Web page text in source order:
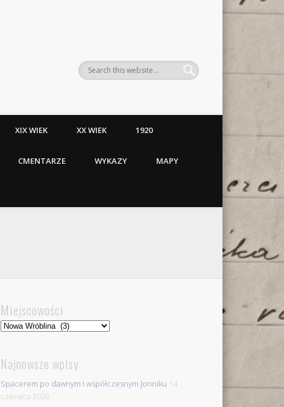
XIX WIEK XX WIEK 1920
CMENTARZE WYKAZY MAPY
Miejscowości
Miejscowości
Najnowsze wpisy
Spacerem po dawnym i współczesnym Jonniku 14
czerwca 2026